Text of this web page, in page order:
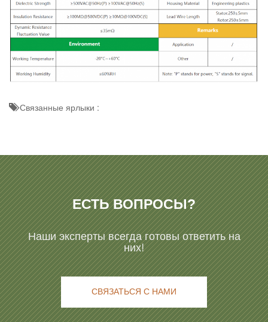
Связанные ярлыки :
ЕСТЬ ВОПРОСЫ?
Наши эксперты всегда готовы ответить на
них!
СВЯЗАТЬСЯ С НАМИ